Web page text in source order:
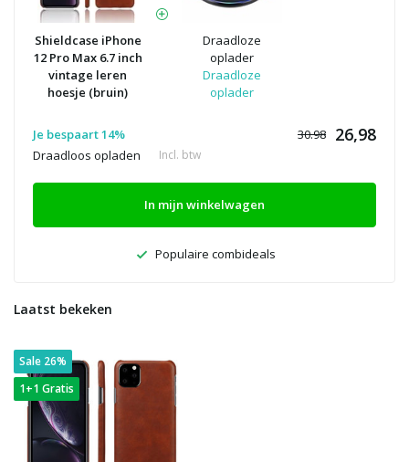
Shieldcase iPhone
12 Pro Max 6.7 inch
vintage leren
hoesje (bruin)
Draadloze
oplader
Draadloze
oplader
Je bespaart 14% 30.98 26,98
Draadloos opladen Incl. btw
In mijn winkelwagen
Populaire combideals
Laatst bekeken
Sale 26%
1+1 Gratis